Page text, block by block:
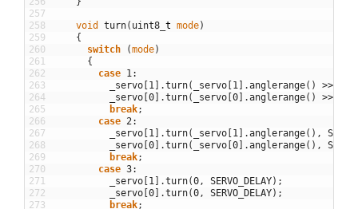
257
258
259
260
261
262
263
264
265
266
267
268
269
270
271
272
273
void turn( uint8 t mode)
{
switch
(mode)
{
case 1:
_servo 1 .turn( _servo 1 .anglerange( ) >>
_servo 0 .turn( _servo 0 .anglerange( ) >>
break;
case 2:
_servo 1 .turn( _servo 1 .anglerange( ) ,
_servo 0 .turn( _servo 0 .anglerange( ) ,
break;
case 3:
_servo 1 .turn(0, SERVO_DELAY) ;
_servo 0 .turn(0, SERVO_DELAY) ;
break;